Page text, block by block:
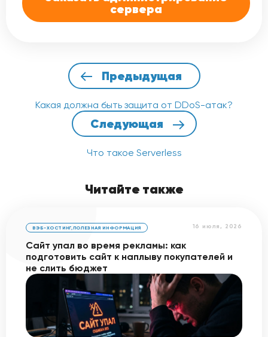
сервера
Предыдущая
Какая должна быть защита от DDoS-атак?
Следующая
Что такое Serverless
Читайте также
16 июля, 2026
ВЭБ-ХОСТИНГ,ПОЛЕЗНАЯ ИНФОРМАЦИЯ
Сайт упал во время рекламы: как
подготовить сайт к наплыву покупателей и
не слить бюджет